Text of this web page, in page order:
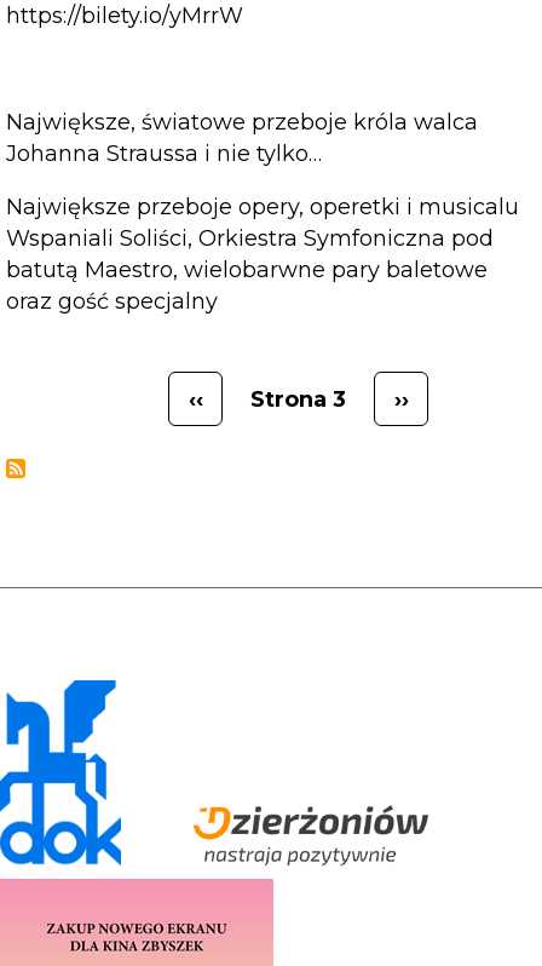
https://bilety.io/yMrrW
Największe, światowe przeboje króla walca
Johanna Straussa i nie tylko…
Największe przeboje opery, operetki i musicalu
Wspaniali Soliści, Orkiestra Symfoniczna pod
batutą Maestro, wielobarwne pary baletowe
oraz gość specjalny
Poprzednia
‹‹ Strona 3
Następna
››